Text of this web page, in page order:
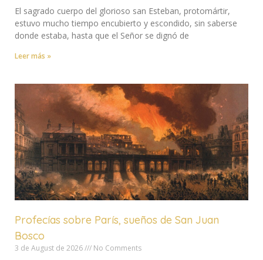
El sagrado cuerpo del glorioso san Esteban, protomártir,
estuvo mucho tiempo encubierto y escondido, sin saberse
donde estaba, hasta que el Señor se dignó de
Leer más »
Profecías sobre París, sueños de San Juan
Bosco
3 de August de 2026 No Comments